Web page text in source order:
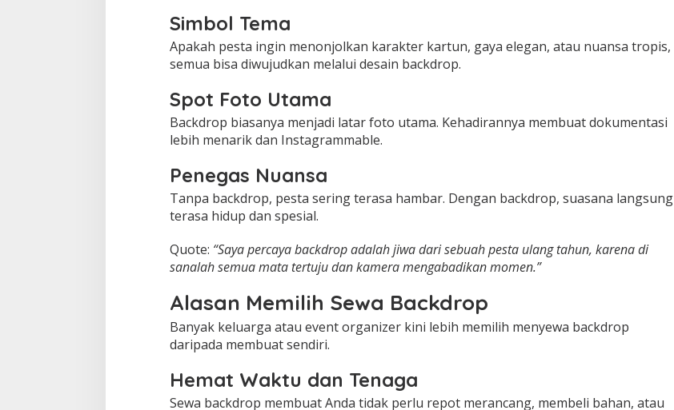
Simbol Tema
Apakah pesta ingin menonjolkan karakter kartun, gaya elegan, atau nuansa tropis,
semua bisa diwujudkan melalui desain backdrop.
Spot Foto Utama
Backdrop biasanya menjadi latar foto utama. Kehadirannya membuat dokumentasi
lebih menarik dan Instagrammable.
Penegas Nuansa
Tanpa backdrop, pesta sering terasa hambar. Dengan backdrop, suasana langsung
terasa hidup dan spesial.
Quote: “Saya percaya backdrop adalah jiwa dari sebuah pesta ulang tahun, karena di
sanalah semua mata tertuju dan kamera mengabadikan momen.”
Alasan Memilih Sewa Backdrop
Banyak keluarga atau event organizer kini lebih memilih menyewa backdrop
daripada membuat sendiri.
Hemat Waktu dan Tenaga
Sewa backdrop membuat Anda tidak perlu repot merancang, membeli bahan, atau